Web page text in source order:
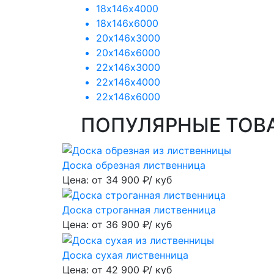
18х146х4000
18х146х6000
20х146х3000
20х146х6000
22х146х3000
22х146х4000
22х146х6000
ПОПУЛЯРНЫЕ
Доска обрезная лиственница
Цена: от 34 900 ₽/ куб
Доска строганная лиственница
Цена: от 36 900 ₽/ куб
Доска сухая лиственница
Цена: от 42 900 ₽/ куб